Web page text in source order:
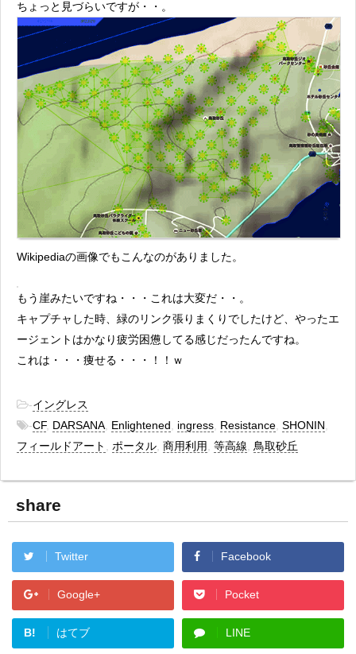
ちょっと見づらいですが・・。
Wikipediaの画像でもこんなのがありました。
もう崖みたいですね・・・これは大変だ・・。
キャプチャした時、緑のリンク張りまくりでしたけど、やったエ
ージェントはかなり疲労困憊してる感じだったんですね。
これは・・・痩せる・・・！！ｗ
-イングレス
-CF, DARSANA Enlightened ingress Resistance SHONIN
フィールドアート
ポータル 商用利用 等高線 鳥取砂丘
share
Twitter Facebook
Google+ Pocket
B! はてブ LINE